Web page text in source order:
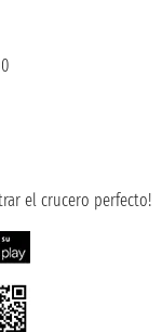
el crucero perfecto!